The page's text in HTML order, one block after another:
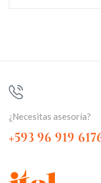
¿Necesitas asesoría?
+593 96 919